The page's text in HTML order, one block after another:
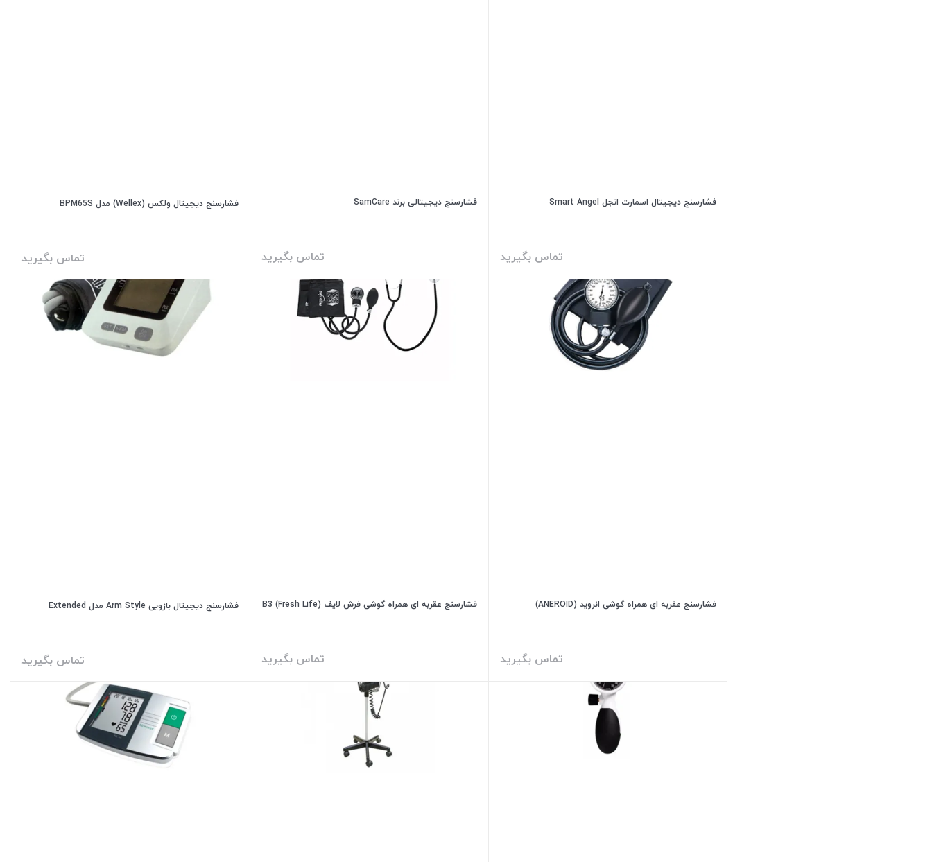
فشارسنج دیجیتال اسمارت انجل Smart Angel
تماس بگیرید
فشارسنج دیجیتالی برند SamCare
تماس بگیرید
فشارسنج دیجیتال ولکس (Wellex) مدل BPM65S
تماس بگیرید
فشارسنج عقربه ای همراه گوشی انروید (ANEROID)
تماس بگیرید
فشارسنج عقربه ای همراه گوشی فرش لایف (Fresh Life) B3
تماس بگیرید
فشارسنج دیجیتال بازویی Arm Style مدل Extended
تماس بگیرید